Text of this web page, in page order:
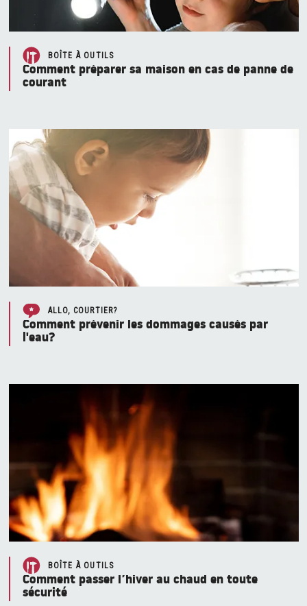
BOÎTE À OUTILS
Comment préparer sa maison en cas de panne de
courant
ALLO, COURTIER?
Comment prévenir les dommages causés par
l'eau?
BOÎTE À OUTILS
Comment passer l’hiver au chaud en toute
sécurité